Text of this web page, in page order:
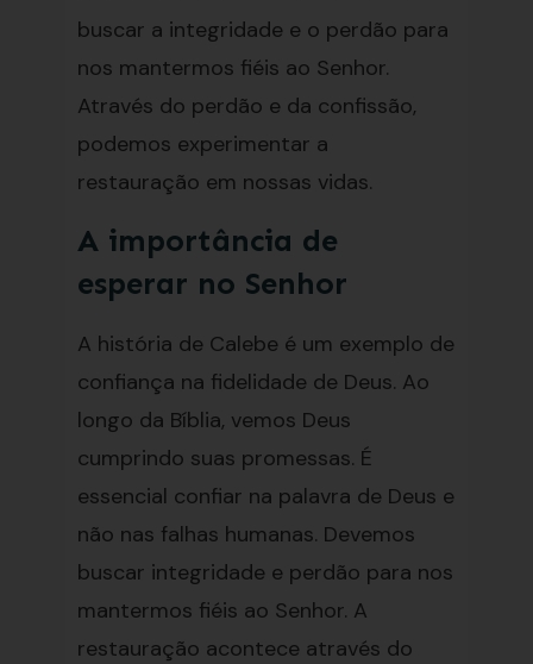
buscar a integridade e o perdão para
nos mantermos fiéis ao Senhor.
Através do perdão e da confissão,
podemos experimentar a
restauração em nossas vidas.
A importância de
esperar no Senhor
A história de Calebe é um exemplo de
confiança na fidelidade de Deus. Ao
longo da Bíblia, vemos Deus
cumprindo suas promessas. É
essencial confiar na palavra de Deus e
não nas falhas humanas. Devemos
buscar integridade e perdão para nos
mantermos fiéis ao Senhor. A
restauração acontece através do